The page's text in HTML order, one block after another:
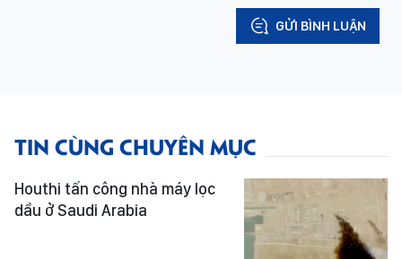
GỬI BÌNH LUẬN
TIN CÙNG CHUYÊN MỤC
Houthi tấn công nhà máy lọc
dầu ở Saudi Arabia